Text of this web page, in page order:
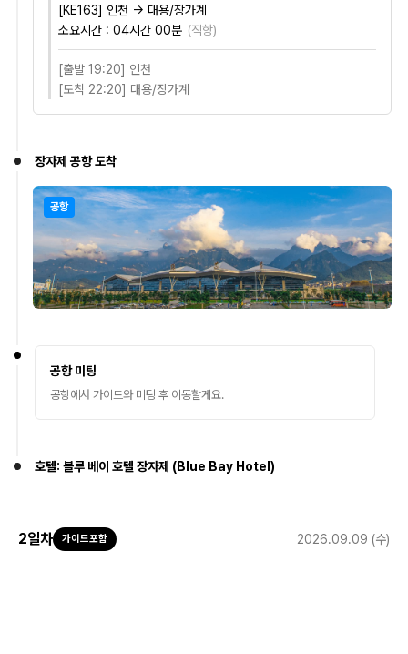
[KE163] 인천 → 대용/장가계
소요시간 : 04시간 00분 (직항)
[출발 19:20] 인천
[도착 22:20] 대용/장가계
장자제 공항 도착
공항
공항 미팅
공항에서 가이드와 미팅 후 이동할게요.
호텔: 블루 베이 호텔 장자제 (Blue Bay Hotel)
2일차 가이드포함 2026.09.09 (수)